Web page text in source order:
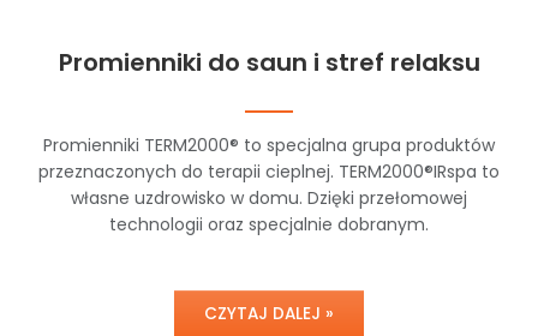
Promienniki do saun i stref relaksu
Promienniki TERM2000® to specjalna grupa produktów
przeznaczonych do terapii cieplnej. TERM2000®IRspa to
własne uzdrowisko w domu. Dzięki przełomowej
technologii oraz specjalnie dobranym.
CZYTAJ DALEJ »